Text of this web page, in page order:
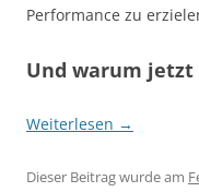
Performance zu
Und warum jetzt
Weiterlesen →
Dieser Beitrag wurde am